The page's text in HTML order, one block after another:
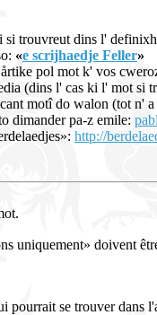
si trouvreut dins l'
«e scrijhaedje Feller»
pol mot k' vos
(dins l' cas ki l' mot si
motî do walon (tot n'
dimander pa-z emile:
http://
uniquement» doivent
pourrait se trouver dans